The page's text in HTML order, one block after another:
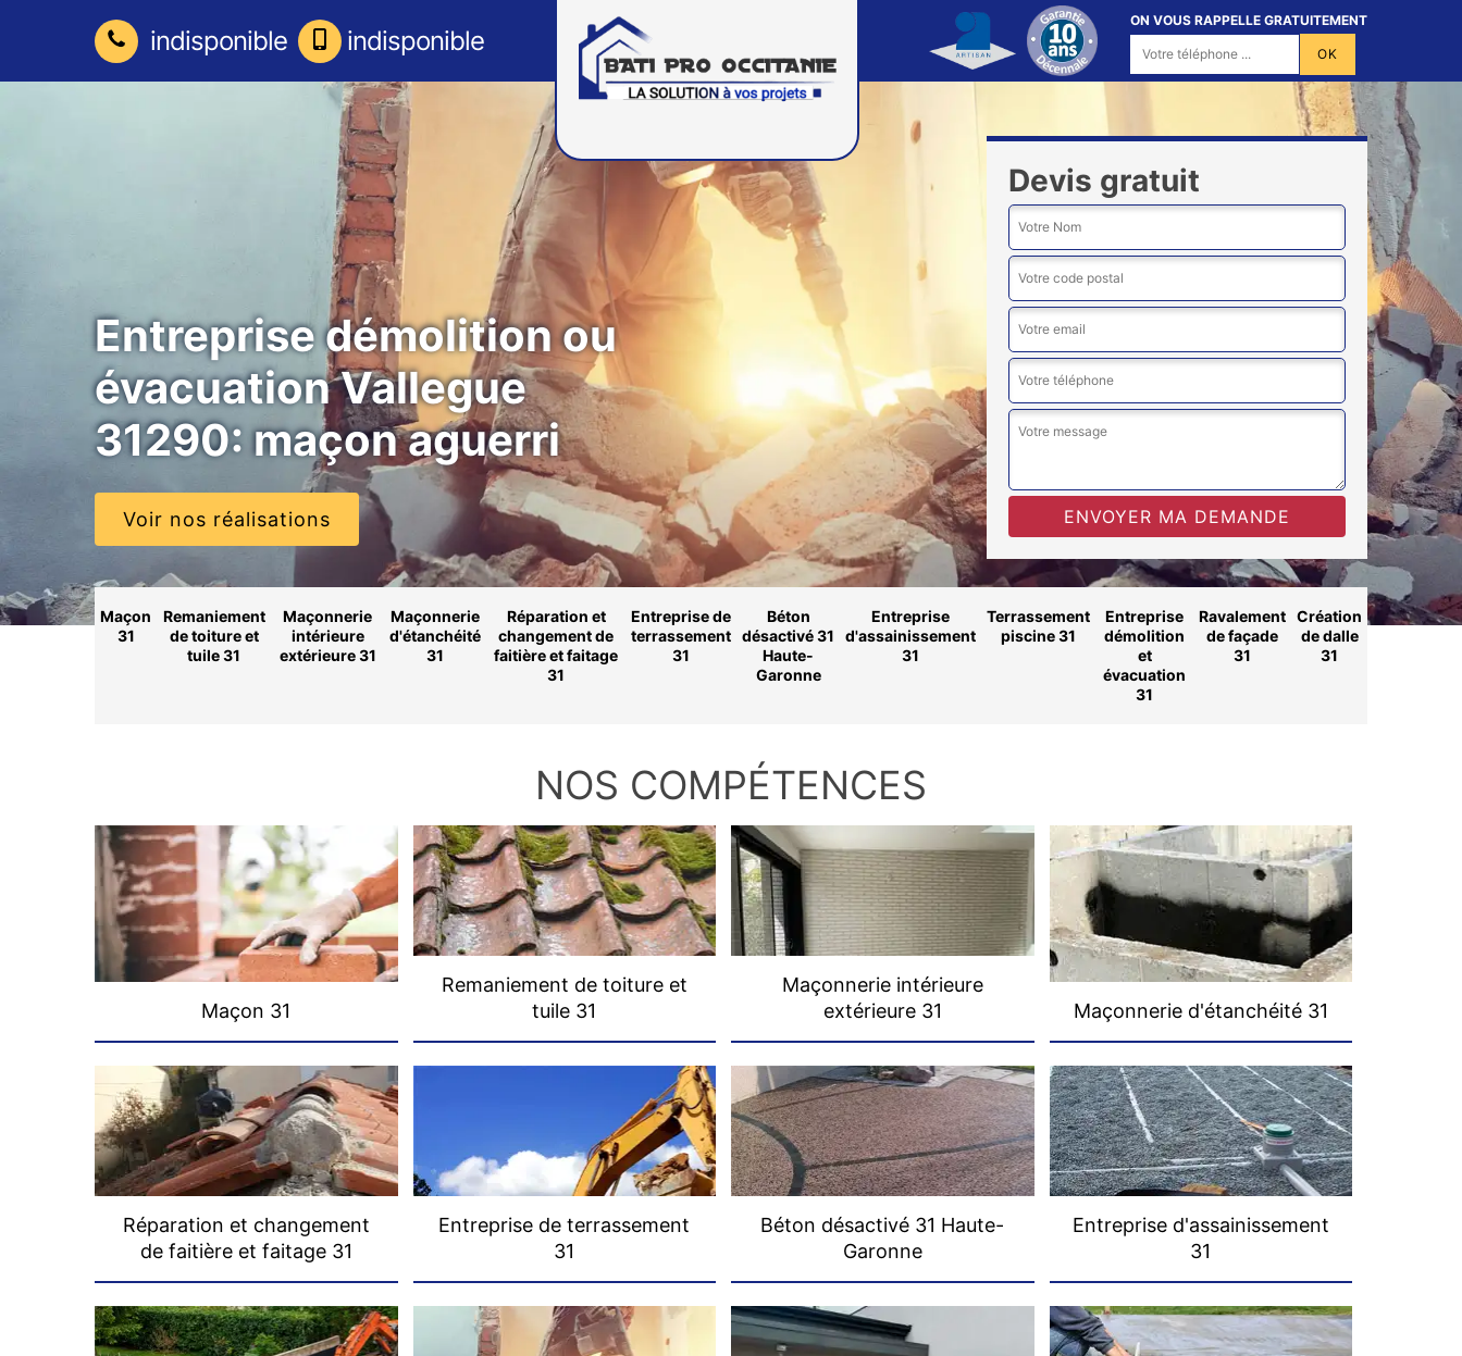
indisponible indisponible
ON VOUS RAPPELLE GRATUITEMENT
Entreprise démolition ou
évacuation Vallegue
31290: maçon aguerri
Voir nos réalisations
Devis gratuit
Maçon
31
Remaniement
de toiture et
tuile 31
Maçonnerie
intérieure
extérieure 31
Maçonnerie
d'étanchéité
31
Réparation et
changement de
faitière et faitage
31
Entreprise de
terrassement
31
Béton
désactivé 31
Haute-
Garonne
Entreprise
d'assainissement
31
Terrassement
piscine 31
Entreprise
démolition
et
évacuation
31
Ravalement
de façade
31
Création
de dalle
31
NOS COMPÉTENCES
Maçon 31
Remaniement de toiture et
tuile 31
Maçonnerie intérieure
extérieure 31
Maçonnerie d'étanchéité 31
Réparation et changement
de faitière et faitage 31
Entreprise de terrassement
31
Béton désactivé 31 Haute-
Garonne
Entreprise d'assainissement
31